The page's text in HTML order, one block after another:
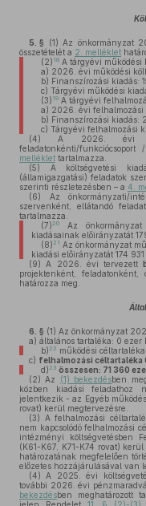
5. § (1) Az önkormányzat
összetételét a 2. melléklet
(2) 18A tárgyévi működési
a) 2026. évi működési
b) Finanszírozási kiadás:
c) Tárgyévi működési
(3) 19A tárgyévi
a) 2026. évi felhalmozási
b) Finanszírozási kiadás:
c) Tárgyévi felhalmozási
(4) A 2026. évi
feladatonkénti/
melléklet tartalmazza.
(5) A költségvetési
(államigazgatási) feladatok
szerinti részletezésben – a 4.
(6) Az önkormányzati/
szervenként, ellátandó
tartalmazza.
(7) 20Az önkormányzat
kiadásainak előirányzatát
(8) 21 Az önkormányzat
kiadási előirányzatát 174
(9) A 2026. évi tervezett
projektenként, feladatonként,
határozza meg.
6. § (1) Az önkormányzat
a) általános tartaléka: 0 ezer
b) 22 működési
c) felhalmozási céltartaléka
d) 23 összesen: 71 360
(2) Az (1) bekezdésben
közben kiadási feladathoz
jelentkezik - az Egyéb
rovat) kerül megtervezésre.
(3) A felhalmozási
nem kapcsolódó felhalmozási
intézményi költségvetésben
(K61-K67, K71-K74 rovat)
határozatának megfelelően
előzetes hozzájárulásával van
(4) A 2025. évi
további 2026. évi
bekezdésben meghatározott